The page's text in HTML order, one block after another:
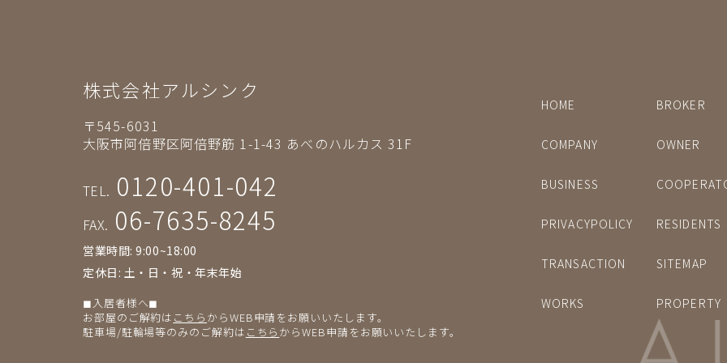
株式会社アルシンク
〒545-6031
大阪市阿倍野区阿倍野筋 1-1-43 あべのハルカス 31F
TEL. 0120-401-042
FAX. 06-7635-8245
営業時間: 9:00~18:00
定休日: 土・日・祝・年末年始
◼︎入居者様へ◼︎
お部屋のご解約は こちら からWEB申請をお願いいたします。
駐車場/駐輪場等のみのご解約は こちら からWEB申請をお願いいたします。
HOME BROKER
COMPANY OWNER
BUSINESS
PRIVACYPOLICY RESIDENTS
TRANSACTION SITEMAP
WORKS PROPERTY